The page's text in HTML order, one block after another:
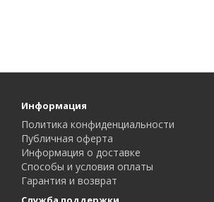
Информация
Политика конфиденциальности
Публичная оферта
Информация о доставке
Способы и условия оплаты
Гарантия и возврат